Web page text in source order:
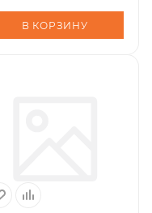
В КОРЗИНУ